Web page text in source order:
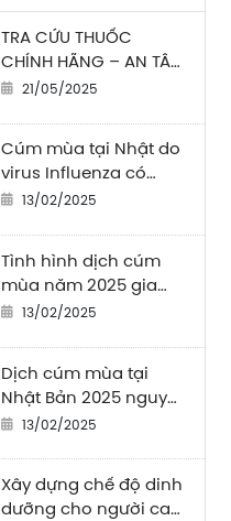
TRA CỨU THUỐC
CHÍNH HÃNG – AN TÂM
SỬ DỤNG
21/05/2025
Cúm mùa tại Nhật do
virus Influenza có
nguy cơ gây tử vong
13/02/2025
Tình hình dịch cúm
mùa năm 2025 gia
tăng sau “Tết”
13/02/2025
Dịch cúm mùa tại
Nhật Bản 2025 nguy
hiểm ra sao?
13/02/2025
Xây dựng chế độ dinh
dưỡng cho người cao